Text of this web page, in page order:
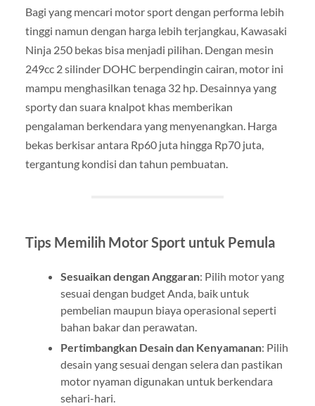
Bagi yang mencari motor sport dengan performa lebih
tinggi namun dengan harga lebih terjangkau, Kawasaki
Ninja 250 bekas bisa menjadi pilihan. Dengan mesin
249cc 2 silinder DOHC berpendingin cairan, motor ini
mampu menghasilkan tenaga 32 hp. Desainnya yang
sporty dan suara knalpot khas memberikan
pengalaman berkendara yang menyenangkan. Harga
bekas berkisar antara Rp60 juta hingga Rp70 juta,
tergantung kondisi dan tahun pembuatan.
Tips Memilih Motor Sport untuk Pemula
Sesuaikan dengan Anggaran: Pilih motor yang
sesuai dengan budget Anda, baik untuk
pembelian maupun biaya operasional seperti
bahan bakar dan perawatan.
Pertimbangkan Desain dan Kenyamanan: Pilih
desain yang sesuai dengan selera dan pastikan
motor nyaman digunakan untuk berkendara
sehari-hari.